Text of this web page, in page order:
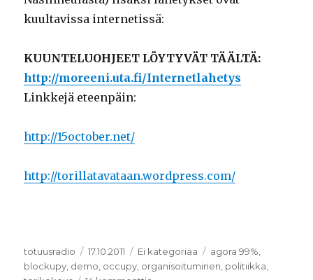
kuultavissa internetissä:
KUUNTELUOHJEET LÖYTYVÄT TÄÄLTÄ:
http://moreeni.uta.fi/Internetlahetys
Linkkejä eteenpäin:
http://15october.net/
http://torillatavataan.wordpress.com/
Kirjoittaja
totuusradio Julkaistu
17.10.2011 Kategoriat
Ei kategoriaa Avainsanat
agora 99%
blockupy demo occupy organisoituminen politiikka